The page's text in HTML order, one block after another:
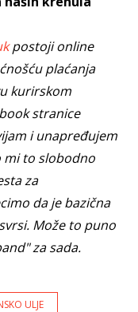
postoji online
plaćanja
kurirskom
stranice
i unapređujem
mi to slobodno
za
da je bazična
Može to puno
za sada.
ULJE